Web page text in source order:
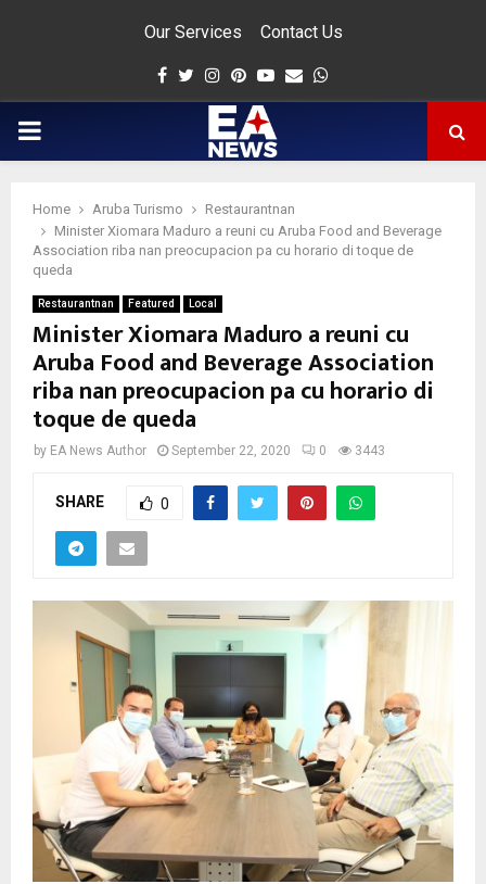
Our Services Contact Us
Facebook
Twitter
Instagram
Pinterest
Youtube
Email
PRIMARY
Home Aruba Turismo
Restaurantnan
Minister Xiomara Maduro a reuni cu Aruba Food and Beverage
Association riba nan preocupacion pa cu horario di toque de
queda
Restaurantnan Featured Local
Minister Xiomara Maduro a reuni cu
Aruba Food and Beverage Association
riba nan preocupacion pa cu horario di
toque de queda
by EA News Author September 22, 2020 0 3443
SHARE 0